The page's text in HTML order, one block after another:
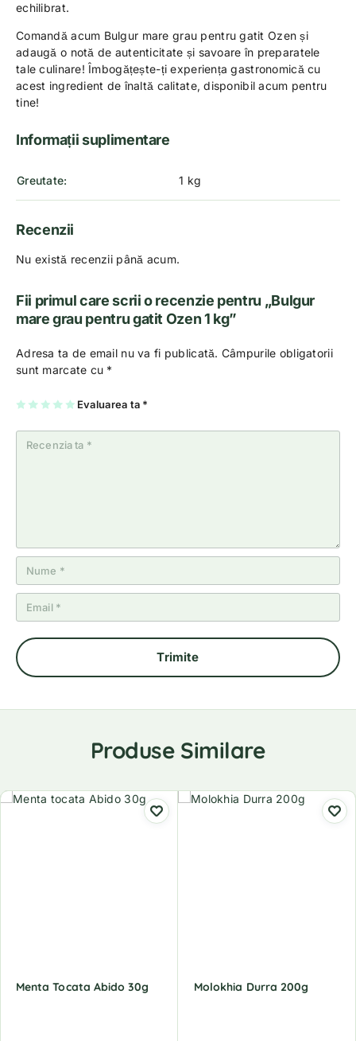
echilibrat.
Comandă acum Bulgur mare grau pentru gatit Ozen și
adaugă o notă de autenticitate și savoare în preparatele
tale culinare! Îmbogățește-ți experiența gastronomică cu
acest ingredient de înaltă calitate, disponibil acum pentru
tine!
Informații suplimentare
Greutate 1 kg
Recenzii
Nu există recenzii până acum.
Fii primul care scrii o recenzie pentru „Bulgur
mare grau pentru gatit Ozen 1 kg”
Adresa ta de email nu va fi publicată. Câmpurile obligatorii
sunt marcate cu *
Evaluarea ta *
U
n
2
5
st
el
3
5
st
el
4
5
st
el
5
5
st
el
Produse Similare
Menta Tocata Abido 30g Molokhia Durra 200g